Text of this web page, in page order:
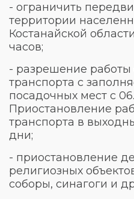
- ограничить
территории
Костанайской
часов;
- разрешение работы
транспорта с
посадочных мест с
Приостановление
транспорта в
дни;
- приостановление
религиозных
соборы, синагоги и